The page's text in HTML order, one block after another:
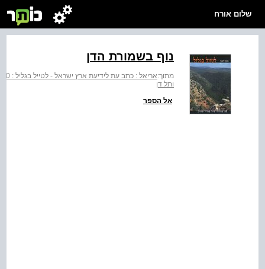
שלום אורח
נוף בשמורת הדן
מתוך:אריאל : כתב עת לידיעת ארץ ישראל - לטייל בגליל : 50 מסלולי טיול בגליל ובגולן
ותל דן
אל הספר